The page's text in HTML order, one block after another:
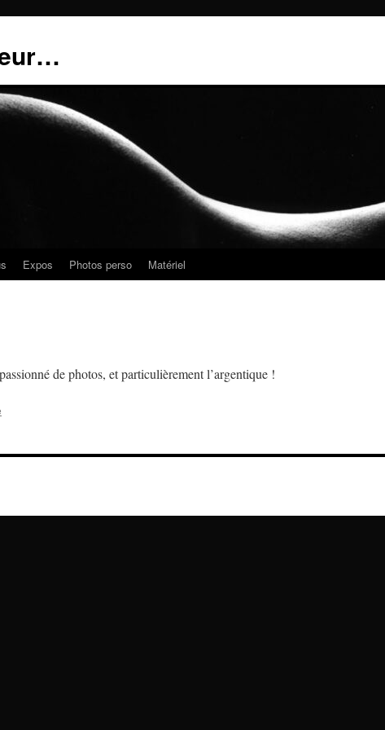
Expos Photos perso Matériel
de photos, et particulièrement l’argentique !